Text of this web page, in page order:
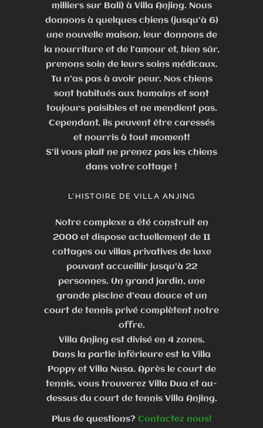
milliers sur Bali) à Villa Anjing. Nous
donnons à quelques chiens (jusqu’à 6)
une nouvelle maison, leur donnons de
la nourriture et de l’amour et, bien sûr,
prenons soin de leurs soins médicaux.
Tu n’as pas à avoir peur. Nos chiens
sont habitués aux humains et sont
toujours paisibles et ne mendient pas.
Cependant, ils peuvent être caressés
et nourris à tout moment!
S’il vous plaît ne prenez pas les chiens
dans votre cottage !
L’HISTOIRE DE VILLA ANJING
Notre complexe a été construit en
2000 et dispose actuellement de 11
cottages ou villas privatives de luxe
pouvant accueillir jusqu’à 22
personnes. Un grand jardin, une
grande piscine d’eau douce et un
court de tennis privé complètent notre
offre.
Villa Anjing est divisé en 4 zones.
Dans la partie inférieure est la Villa
Poppy et Villa Nusa. Après le court de
tennis, vous trouverez Villa Dua et au-
dessus du court de tennis Villa Anjing.
Plus de questions? Contactez nous!